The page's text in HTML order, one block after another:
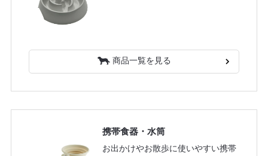
商品一覧を見る
携帯食器・水筒
お出かけやお散歩に使いやすい携帯